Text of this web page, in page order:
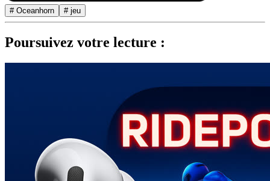
# Oceanhorn # jeu
Poursuivez votre lecture :